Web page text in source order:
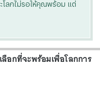
โลกไม่รอให้คุณพร้อม แต่
อกที่จะพร้อมเพื่อโลกการ